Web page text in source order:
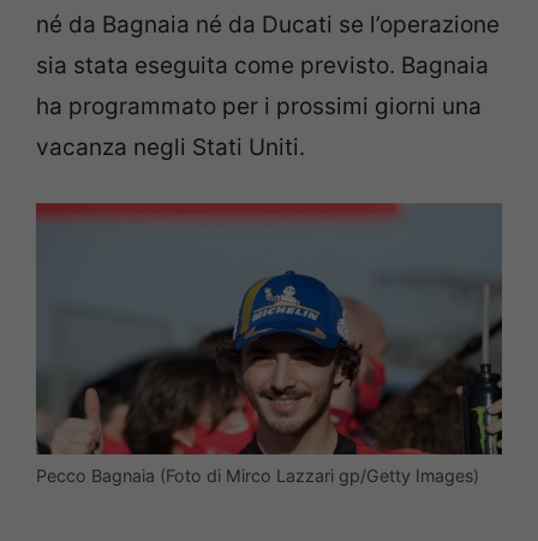
né da Bagnaia né da Ducati se l’operazione
sia stata eseguita come previsto. Bagnaia
ha programmato per i prossimi giorni una
vacanza negli Stati Uniti.
Pecco Bagnaia (Foto di Mirco Lazzari gp/Getty Images)